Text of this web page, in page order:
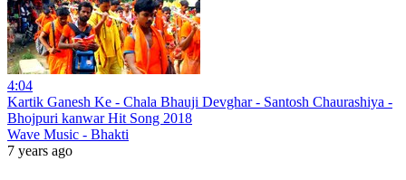
4:04
Kartik Ganesh Ke - Chala Bhauji Devghar - Santosh Chaurashiya -
Bhojpuri kanwar Hit Song 2018
Wave Music - Bhakti
7 years ago